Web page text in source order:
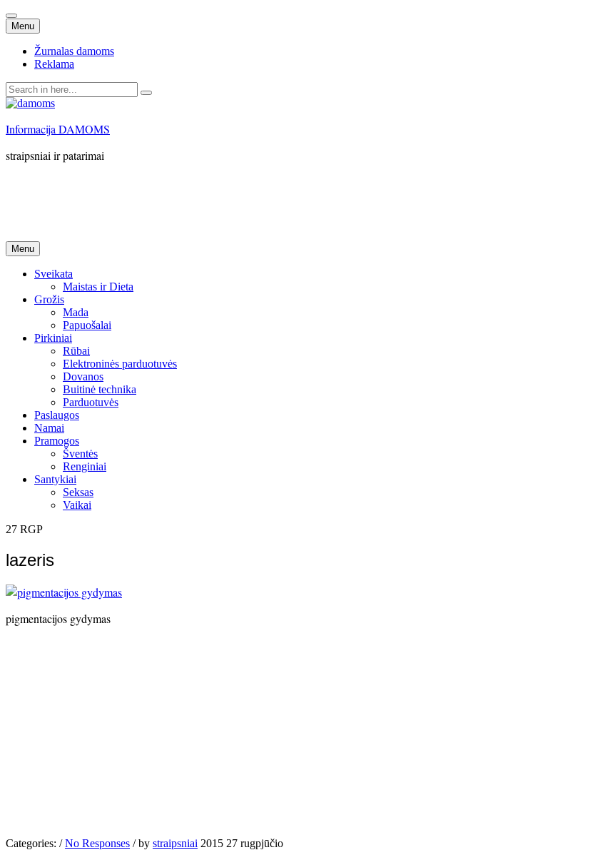
Menu Skip
to
content
Žurnalas damoms
Reklama
Search
for:
Informacija DAMOMS
straipsniai ir patarimai
Menu Skip
to
content
Sveikata
Maistas ir Dieta
Grožis
Mada
Papuošalai
Pirkiniai
Rūbai
Elektroninės parduotuvės
Dovanos
Buitinė technika
Parduotuvės
Paslaugos
Namai
Pramogos
Šventės
Renginiai
Santykiai
Seksas
Vaikai
27 RGP
lazeris
pigmentacijos gydymas
Categories: / No Responses /by straipsniai 2015 27 rugpjūčio